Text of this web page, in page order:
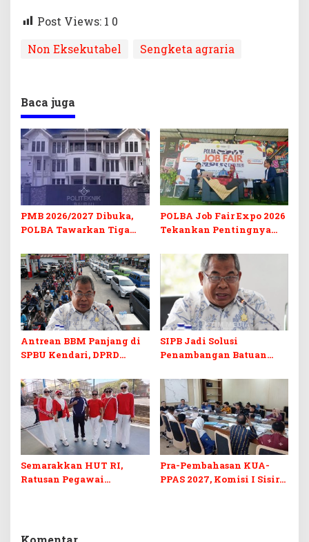
Post Views: 1 0
Non Eksekutabel
Sengketa agraria
Baca juga
PMB 2026/2027 Dibuka,
POLBA Tawarkan Tiga
Kuliah Gratis
POLBA Job Fair Expo 2026
Tekankan Pentingnya
Digital
Antrean BBM Panjang di
SPBU Kendari, DPRD
Barcode Curang
SIPB Jadi Solusi
Penambangan Batuan
di Sultra
Semarakkan HUT RI,
Ratusan Pegawai
Pra-Pembahasan KUA-
PPAS 2027, Komisi I Sisir